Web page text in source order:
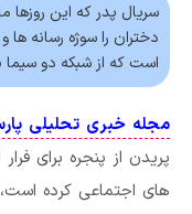
سریال پدر که این روزها
دختران را سوژه رسانه
است که از شبکه دو
مجله خبری تحلیلی
پریدن از پنجره برای
های اجتماعی کرده